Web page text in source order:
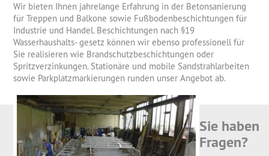
Wir bieten Ihnen jahrelange Erfahrung in der Betonsanierung
für Treppen und Balkone sowie Fußbodenbeschichtungen für
Industrie und Handel. Beschichtungen nach §19
Wasserhaushalts- gesetz können wir ebenso professionell für
Sie realisieren wie Brandschutzbeschichtungen oder
Spritzverzinkungen. Stationäre und mobile Sandstrahlarbeiten
sowie Parkplatzmarkierungen runden unser Angebot ab.
Sie haben
Fragen?